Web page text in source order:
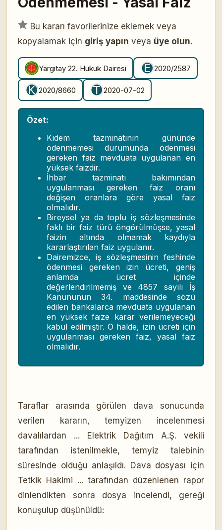
Bu kararı favorilerinize eklemek veya
kopyalamak için giriş yapın veya üye olun.
Yargıtay 22. Hukuk Dairesi 2020/2587
2020/8660 2020-07-02
Özet:
Kıdem tazminatının gününde
ödenmemesi durumunda ödenmesi
gereken faiz mevduata uygulanan en
yüksek faizdir.
İhbar tazminatı bakımından
uygulanması gereken faiz oranı
değişen oranlara göre yasal faiz
olmalıdır.
Bireysel ya da toplu iş sözleşmesinde
faklı bir faiz türü öngörülmüşse, yasal
faizin altında olmamak kaydıyla
kararlaştırılan faiz uygulanır.
Dairemizce, iş sözleşmesinin feshinde
ödenmesi gereken izin ücreti, geniş
anlamda ücret içinde
değerlendirilmemiş ve 4857 sayılı İş
Kanununun 34. maddesinde sözü
edilen bankalarca mevduata uygulanan
en yüksek faize karar verilemeyeceği
kabul edilmiştir. O halde, izin ücreti için
uygulanması gereken faiz, yasal faiz
olmalıdır.
Taraflar arasında görülen dava sonucunda
verilen kararın, temyizen incelenmesi
davalılardan ... Elektrik Dağıtım A.Ş. vekili
tarafından istenilmekle, temyiz talebinin
süresinde olduğu anlaşıldı. Dava dosyası için
Tetkik Hakimi ... tarafından düzenlenen rapor
dinlendikten sonra dosya incelendi, gereği
konuşulup düşünüldü: